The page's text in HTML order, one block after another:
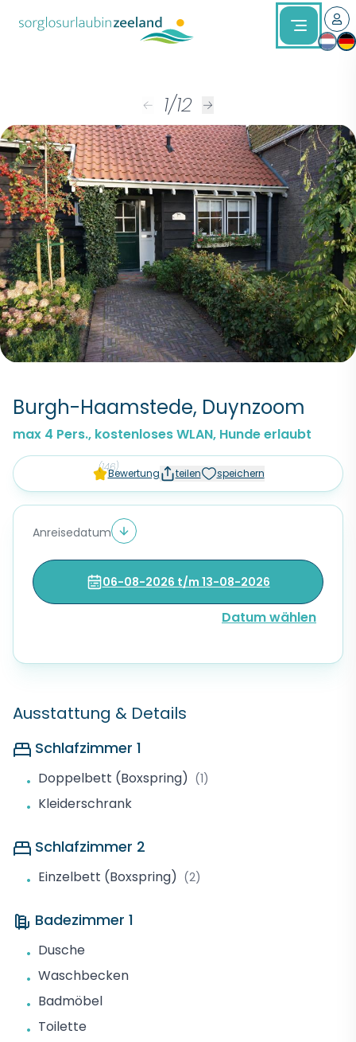
← 1/12 →
Burgh-Haamstede, Duynzoom
max 4 Pers., kostenloses WLAN, Hunde erlaubt
(146)Bewertung teilen speichern
Ausstattung & Details
Schlafzimmer 1
• Doppelbett (Boxspring) (1)
• Kleiderschrank
Schlafzimmer 2
• Einzelbett (Boxspring) (2)
Badezimmer 1
• Dusche
• Waschbecken
• Badmöbel
• Toilette
Anreisedatum
06-08-2026 t/m 13-08-2026
Datum wählen